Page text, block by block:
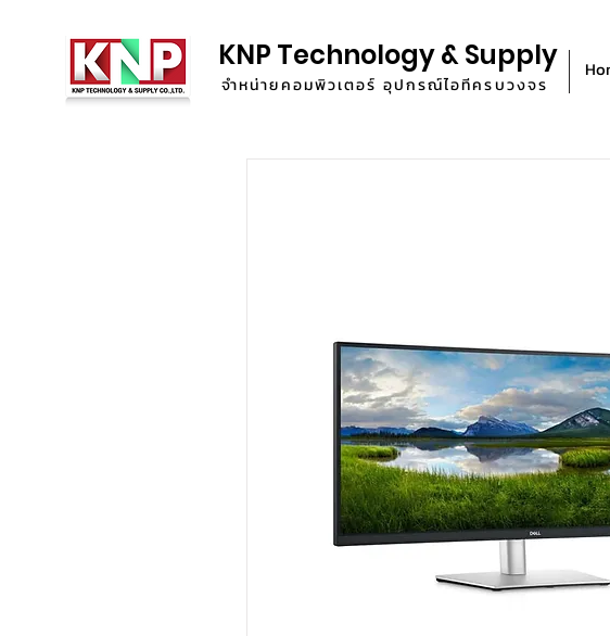
KNP Technology & Supply
จำหน่ายคอมพิวเตอร์ อุปกรณ์ไอทีครบวงจร